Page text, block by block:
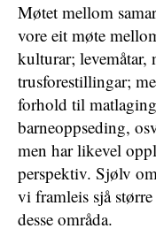
Møtet mellom
vore eit møte
kulturar;
trusforestillingar;
forhold til
barneoppseding,
men har likevel
perspektiv. Sjølv
vi framleis sjå
desse områda.